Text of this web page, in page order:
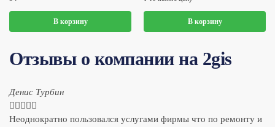
В корзину В корзину
Отзывы о компании на 2gis
Денис Турбин
    
Неоднократно пользовался услугами фирмы что по ремонту и